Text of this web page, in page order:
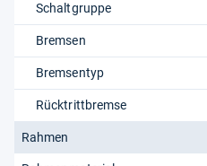
Schaltgruppe
Bremsen
Bremsentyp
Rücktrittbremse
Rahmen